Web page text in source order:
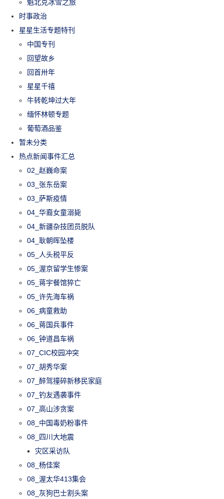
魁北克冰雪之旅
时事政治
星星生活专题特刊
中国专刊
回望故乡
回首卅年
星星千禧
牛转乾坤过大年
缅怀林顿专题
葡萄酒品鉴
暂未分类
热点新闻事件汇总
02_赵巍命案
03_张东岳案
03_萨斯疫情
04_华裔女童溺毙
04_新疆杂技团员脱队
04_耿朝晖坠楼
05_人头税平反
05_渥京留学生惨案
05_蒋宇餐馆猝亡
05_许先海车祸
06_病童救助
06_蒋国兵事件
06_钟道昌车祸
07_CIC校园冲突
07_胡秀华案
07_醉驾撞碎新移民家庭
07_钓友遇袭事件
07_高山涉贪案
08_中国毒奶粉事件
08_四川大地震
灾区采访队
08_杨佳案
08_渥太华413集会
08_灰狗巴士割头案